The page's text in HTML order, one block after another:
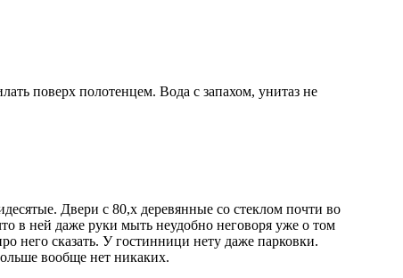
поверх полотенцем. Вода с запахом, унитаз не
Двери с 80,х деревянные со стеклом почти во
в ней даже руки мыть неудобно неговоря уже о том
него сказать. У гостинници нету даже парковки.
вообще нет никаких.